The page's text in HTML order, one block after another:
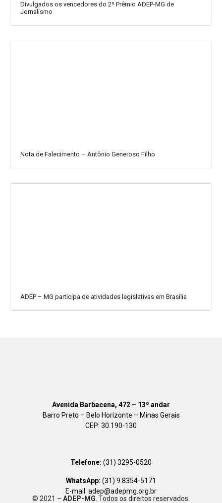
Divulgados os vencedores do 2º Prêmio ADEP-MG de
Jornalismo
Nota de Falecimento – Antônio Generoso Filho
ADEP – MG participa de atividades legislativas em Brasília
© 2021 – ADEP-MG . Todos os direitos reservados.
Avenida Barbacena, 472 – 13º andar
Barro Preto – Belo Horizonte – Minas Gerais
CEP: 30.190-130
Telefone: (31) 3295-0520
WhatsApp: (31) 9.8354-5171
E-mail: adep@adepmg.org.br